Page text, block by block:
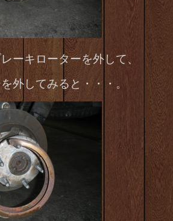
ーキローターを外して、
外してみると・・・。